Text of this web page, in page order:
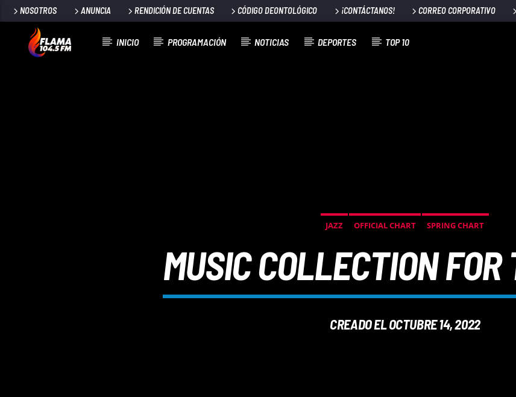
NOSOTROS ANUNCIA RENDICIÓN DE CUENTAS CÓDIGO DEONTOLÓGICO ¡CONTÁCTANOS! CORREO CORPORATIVO
INICIO PROGRAMACIÓN NOTICIAS DEPORTES TOP 10
JAZZ OFFICIAL CHART SPRING CHART
MUSIC COLLECTION FOR
CREADO EL OCTUBRE 14, 2022